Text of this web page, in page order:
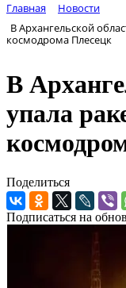
Главная
Новости
В Архангельской
космодрома Плесецк
В
упала
Поделиться
Подписаться на